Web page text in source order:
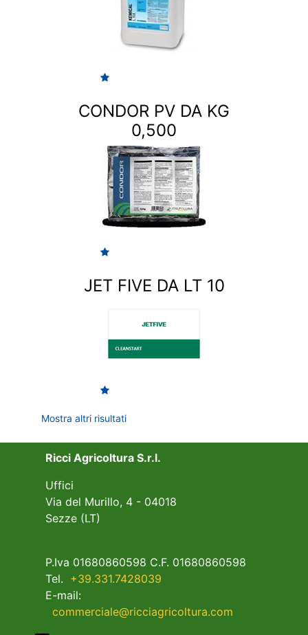
CONDOR PV DA KG
0,500
JET FIVE DA LT 10
Mostra altri risultati
Ricci Agricoltura S.r.l.
Uffici
Via del Murillo, 4 - 04018
Sezze (LT)
P.Iva 01680860598 C.F. 01680860598
Tel. +39.331.7428039
E-mail:
commerciale@ricciagricoltura.com